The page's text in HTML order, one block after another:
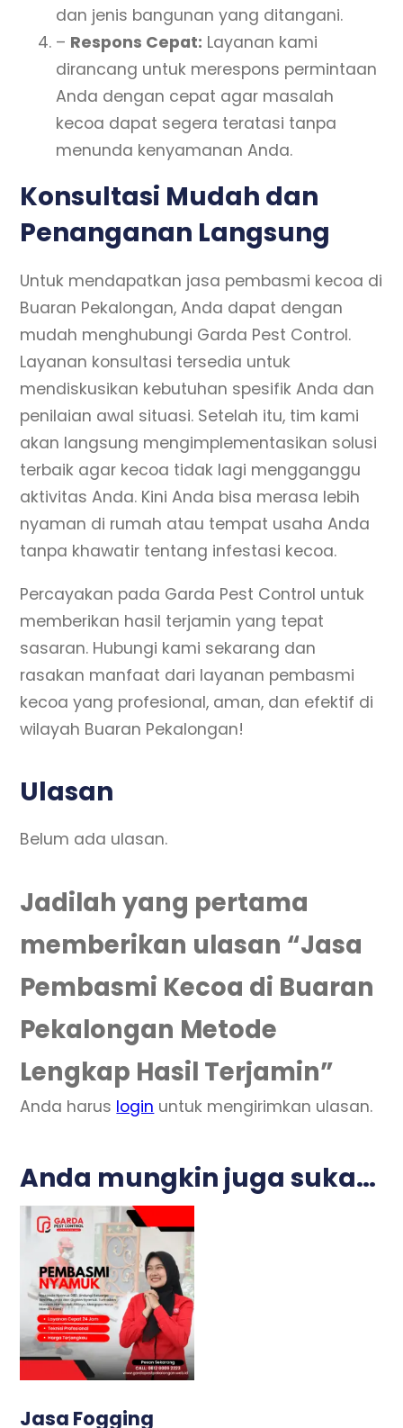
dan jenis bangunan yang ditangani.
– Respons Cepat: Layanan kami
dirancang untuk merespons permintaan
Anda dengan cepat agar masalah
kecoa dapat segera teratasi tanpa
menunda kenyamanan Anda.
Konsultasi Mudah dan
Penanganan Langsung
Untuk mendapatkan jasa pembasmi kecoa di
Buaran Pekalongan, Anda dapat dengan
mudah menghubungi Garda Pest Control.
Layanan konsultasi tersedia untuk
mendiskusikan kebutuhan spesifik Anda dan
penilaian awal situasi. Setelah itu, tim kami
akan langsung mengimplementasikan solusi
terbaik agar kecoa tidak lagi mengganggu
aktivitas Anda. Kini Anda bisa merasa lebih
nyaman di rumah atau tempat usaha Anda
tanpa khawatir tentang infestasi kecoa.
Percayakan pada Garda Pest Control untuk
memberikan hasil terjamin yang tepat
sasaran. Hubungi kami sekarang dan
rasakan manfaat dari layanan pembasmi
kecoa yang profesional, aman, dan efektif di
wilayah Buaran Pekalongan!
Ulasan
Belum ada ulasan.
Jadilah yang pertama
memberikan ulasan “Jasa
Pembasmi Kecoa di Buaran
Pekalongan Metode
Lengkap Hasil Terjamin”
Anda harus login untuk mengirimkan ulasan.
Anda mungkin juga suka…
Jasa Fogging